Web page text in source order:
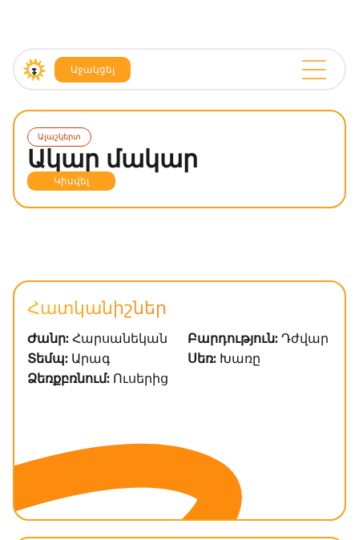
Աջակցել
Ալաշկերտ
Ակար մակար
Կիսվել
Հատկանիշներ
Ժանր: Հարսանեկան Բարդություն: Դժվար
Տեմպ: Արագ Սեռ: Խառը
Ձեռքբռնում: Ուսերից